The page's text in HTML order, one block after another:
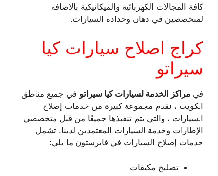
كافة المجالات الكهربائية والميكانيكية بالاضافة
لمتخصصين في دهان وحدادة السيارات.
كراج اصلاح سيارات كيا
سيراتو
في مراكز الخدمة لسيارات كيا سيراتو في جميع مناطق
الكويت ، نقدم مجموعة كبيرة من خدمات إصلاح
السيارات ، والتي يتم تنفيذها جميعًا من قبل متخصصي
الإطارات وخدمة السيارات المعتمدين لدينا. تشمل
خدمات إصلاح السيارات في فايرستون ما يلي:
تصليح مكيفات